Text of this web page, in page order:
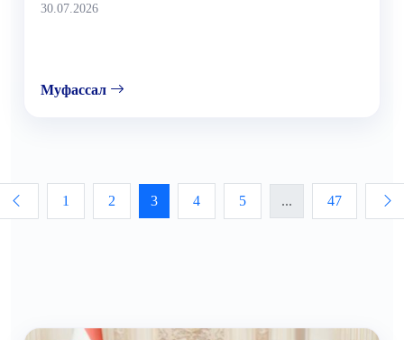
30.07.2026
Муфассал
1 2 3 4 5 ... 47